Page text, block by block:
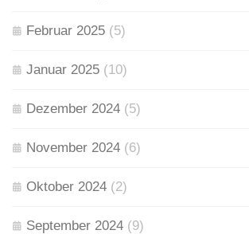
Februar 2025 (5)
Januar 2025 (10)
Dezember 2024 (5)
November 2024 (6)
Oktober 2024 (2)
September 2024 (9)